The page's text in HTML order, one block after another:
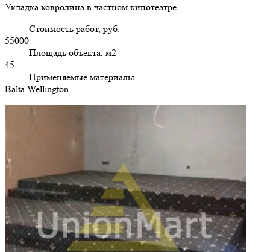
Укладка ковролина в частном кинотеатре.
Стоимость работ, руб.
55000
Площадь объекта, м2
45
Применяемые материалы
Balta Wellington